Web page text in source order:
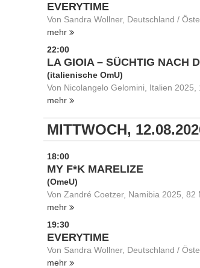
EVERYTIME
Von Sandra Wollner, Deutschland /
mehr
22:00
LA GIOIA – SÜCHTIG NACH
(italienische OmU)
Von Nicolangelo Gelomini, Italien 2025,
mehr
MITTWOCH,
18:00
MY F*K MARELIZE
(OmeU)
Von Zandré Coetzer, Namibia 2025, 82
mehr
19:30
EVERYTIME
Von Sandra Wollner, Deutschland /
mehr